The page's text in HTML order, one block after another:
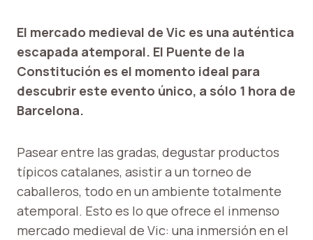
El mercado medieval de Vic es una auténtica
escapada atemporal. El Puente de la
Constitución es el momento ideal para
descubrir este evento único, a sólo 1 hora de
Barcelona.
Pasear entre las gradas, degustar productos
típicos catalanes, asistir a un torneo de
caballeros, todo en un ambiente totalmente
atemporal. Esto es lo que ofrece el inmenso
mercado medieval de Vic: una inmersión en el